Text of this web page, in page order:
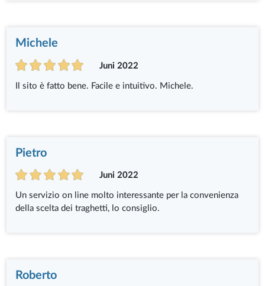
Michele
Juni 2022
Il sito è fatto bene. Facile e intuitivo. Michele.
Pietro
Juni 2022
Un servizio on line molto interessante per la convenienza
della scelta dei traghetti, lo consiglio.
Roberto